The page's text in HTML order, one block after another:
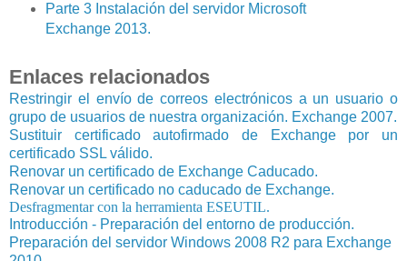
Parte 3 Instalación del servidor Microsoft
Exchange 2013.
Enlaces relacionados
Restringir el envío de correos electrónicos a un usuario o
grupo de usuarios de nuestra organización. Exchange 2007.
Sustituir certificado autofirmado de Exchange por un
certificado SSL válido.
Renovar un certificado de Exchange Caducado.
Renovar un certificado no caducado de Exchange.
Desfragmentar con la herramienta ESEUTIL.
Introducción - Preparación del entorno de producción.
Preparación del servidor Windows 2008 R2 para Exchange